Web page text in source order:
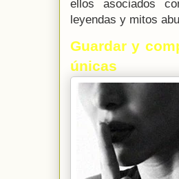
ellos asociados
leyendas y mitos
Guardar y
únicas